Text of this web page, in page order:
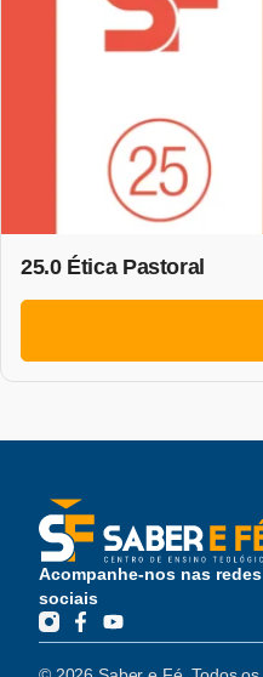
25.0 Ética Pastoral
Acompanhe-nos nas redes
sociais